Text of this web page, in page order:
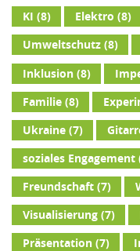
KI (8) Elektro (8)
Umweltschutz(8)
Inklusion(8)
Familie(8)
Ukraine(7)
soziales Engagement
Freundschaft(7)
Visualisierung(7)
Präsentation(7)